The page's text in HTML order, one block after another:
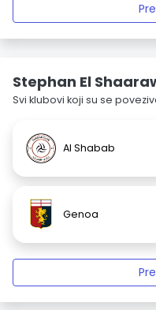
Stephan El
Svi klubovi koji su se
Al Shabab
Genoa